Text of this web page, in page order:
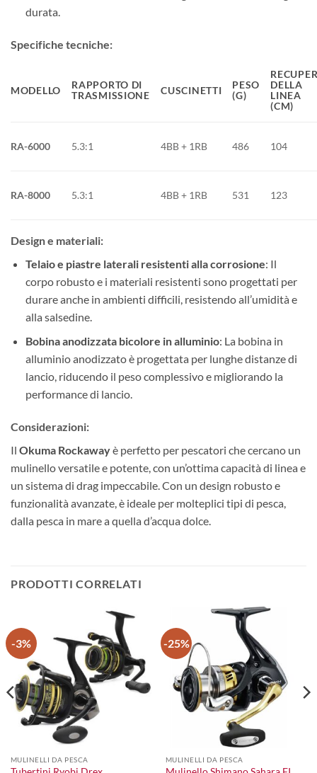
durata.
Specifiche tecniche:
MODELLO
RAPPORTO DI
TRASMISSIONE
CUSCINETTI
PESO
(G)
DELLA
LINEA
(CM)
RA-6000 5.3:1 4BB + 1RB 486 104
RA-8000 5.3:1 4BB + 1RB 531 123
Design e materiali:
Telaio e piastre laterali resistenti alla corrosione: Il
corpo robusto e i materiali resistenti sono progettati per
durare anche in ambienti difficili, resistendo all’umidità e
alla salsedine.
Bobina anodizzata bicolore in alluminio: La bobina in
alluminio anodizzato è progettata per lunghe distanze di
lancio, riducendo il peso complessivo e migliorando la
performance di lancio.
Considerazioni:
Il Okuma Rockawayè perfetto per pescatori che cercano un
mulinello versatile e potente, con un’ottima capacità di linea e
un sistema di drag impeccabile. Con un design robusto e
funzionalità avanzate, è ideale per molteplici tipi di pesca,
dalla pesca in mare a quella d’acqua dolce.
PRODOTTI CORRELATI
-3%
MULINELLI DA PESCA
-25%
MULINELLI DA PESCA